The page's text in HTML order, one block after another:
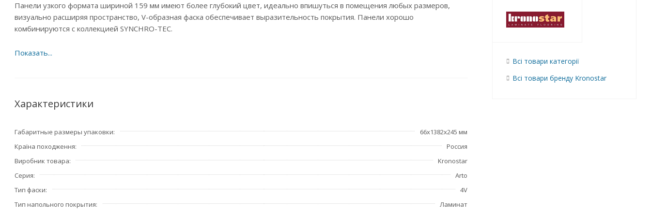
Панели узкого формата шириной 159 мм имеют более глубокий цвет, идеально впишуться в помещения любых размеров,
визуально расширяя пространство, V-образная фаска обеспечивает выразительность покрытия. Панели хорошо
комбинируются с коллекцией SYNCHRO-TEC.
Характеристики
Габаритные размеры упаковки
66x1382x245 мм
Країна походження
Россия
Виробник товара
Kronostar
Серия
Arto
Тип фаски
4V
Тип напольного покрытия
Ламинат
Всі товари категорії
Всі товари бренду Kronostar